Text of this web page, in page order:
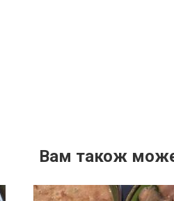
Вам також